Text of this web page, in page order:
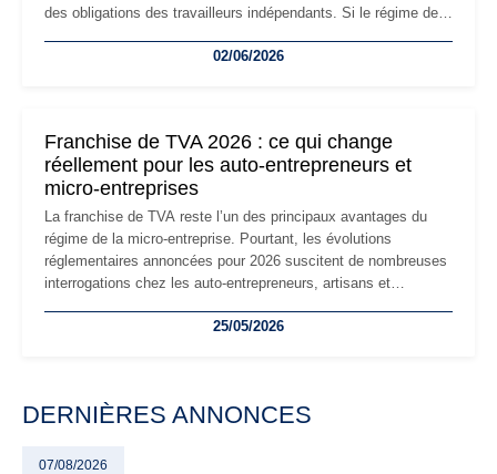
des obligations des travailleurs indépendants. Si le régime de
les auto-entrepreneurs devront s'adapter à un environnement
02/06/2026
Franchise de TVA 2026 : ce qui change
réellement pour les auto-entrepreneurs et
micro-entreprises
La franchise de TVA reste l’un des principaux avantages du
régime de la micro-entreprise. Pourtant, les évolutions
réglementaires annoncées pour 2026 suscitent de nombreuses
interrogations chez les auto-entrepreneurs, artisans et
facturation ou risque de bascule vers la TVA : les règles
25/05/2026
DERNIÈRES ANNONCES
07/08/2026